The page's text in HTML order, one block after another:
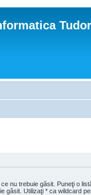
nu trebuie găsit. Puneţi o
găsit. Utilizaţi * ca wildcard